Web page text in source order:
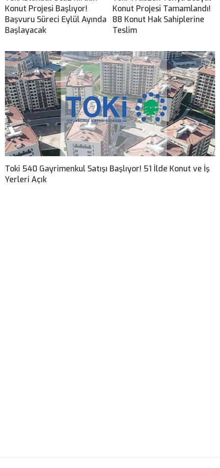
Konut Projesi Başlıyor!
Başvuru Süreci Eylül Ayında
Başlayacak
Konut Projesi Tamamlandı!
88 Konut Hak Sahiplerine
Teslim
Toki 540 Gayrimenkul Satışı Başlıyor! 51 İlde Konut ve İş
Yerleri Açık